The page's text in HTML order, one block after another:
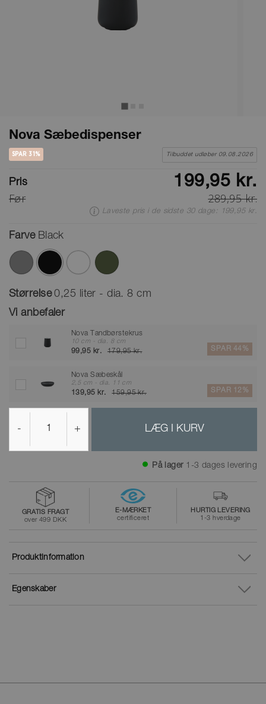
Nova Sæbedispenser
SPAR 31% Tilbuddet udløber 09.08.2026
Pris 199,95 kr.
Før 289,95 kr.
Laveste pris i de sidste 30 dage: 199,95 kr.
Farve Black
valgte
Størrelse 0,25 liter - dia. 8 cm
Vi anbefaler
Nova Tandbørstekrus
10 cm - dia. 8 cm
99,95 kr. 179,95 kr. SPAR 44%
Nova Sæbeskål
2,5 cm - dia. 11 cm
139,95 kr. 159,95 kr. SPAR 12%
- + LÆG I KURV
På lager 1-3 dages levering
GRATIS FRAGT
over 499 DKK
E-MÆRKET
certificeret
HURTIG LEVERING
1-3 hverdage
Egenskaber
Produktinformation